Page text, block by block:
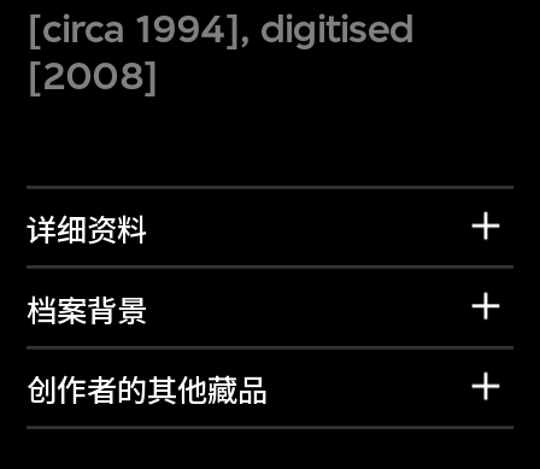
[circa 1994], digitised
[2008]
详细资料
档案背景
创作者的其他藏品